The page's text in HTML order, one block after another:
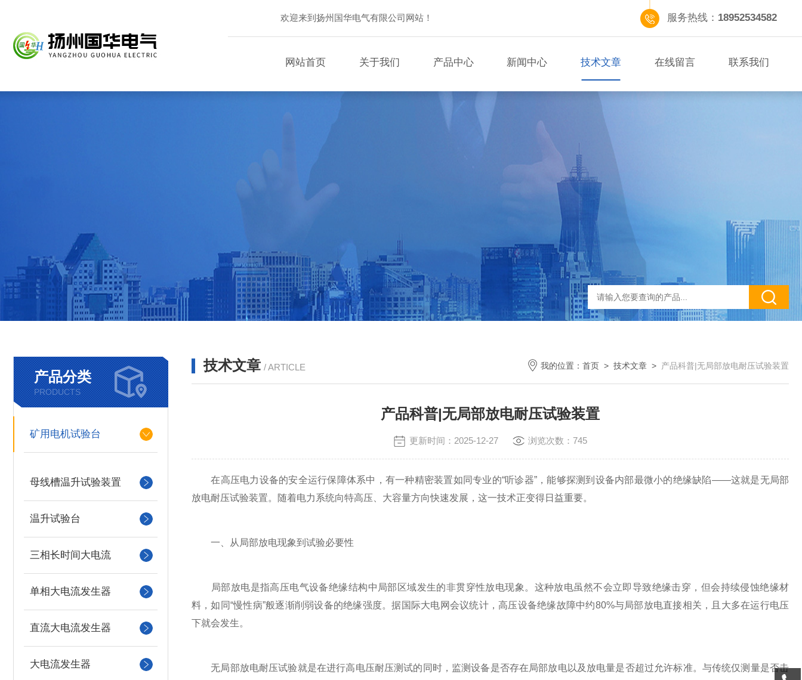
欢迎来到扬州国华电气有限公司网站！ 服务热线： 18952534582
网站首页 关于我们 产品中心 新闻中心 技术文章 在线留言 联系我们
产品分类
PRODUCTS
矿用电机试验台
母线槽温升试验装置
温升试验台
三相长时间大电流
单相大电流发生器
直流大电流发生器
大电流发生器
技术文章 / ARTICLE 我的位置： 首页 > 技术文章 > 产品科普|无局部放电耐压试验装置
产品科普|无局部放电耐压试验装置
更新时间：2025-12-27 浏览次数：745
在高压电力设备的安全运行保障体系中，有一种精密装置如同专业的“听诊器”，能够探测到设备内部最微小的绝缘缺陷——这就是无局部
放电耐压试验装置。随着电力系统向特高压、大容量方向快速发展，这一技术正变得日益重要。
一、从局部放电现象到试验必要性
局部放电是指高压电气设备绝缘结构中局部区域发生的非贯穿性放电现象。这种放电虽然不会立即导致绝缘击穿，但会持续侵蚀绝缘材
料，如同“慢性病”般逐渐削弱设备的绝缘强度。据国际大电网会议统计，高压设备绝缘故障中约80%与局部放电直接相关，且大多在运行电压
下就会发生。
无局部放电耐压试验就是在进行高电压耐压测试的同时，监测设备是否存在局部放电以及放电量是否超过允许标准。与传统仅测量是否击